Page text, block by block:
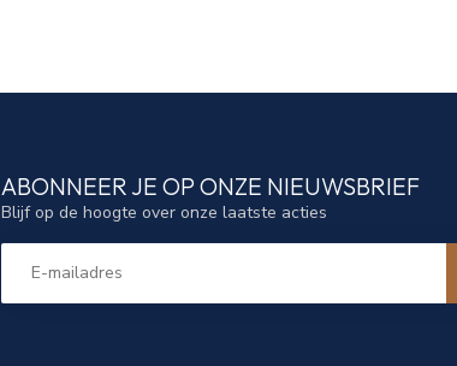
ABONNEER JE OP ONZE NIEUWSBRIEF
Blijf op de hoogte over onze laatste acties